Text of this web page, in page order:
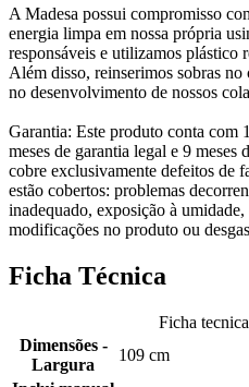
A Madesa possui compromisso
energia limpa em nossa própria
responsáveis e utilizamos plástico
Além disso, reinserimos sobras
no desenvolvimento de nossos
Garantia: Este produto conta com
meses de garantia legal e 9
cobre exclusivamente defeitos de
estão cobertos: problemas
inadequado, exposição à
modificações no produto ou
Ficha Técnica
Ficha
Dimensões -
Largura
109 cm